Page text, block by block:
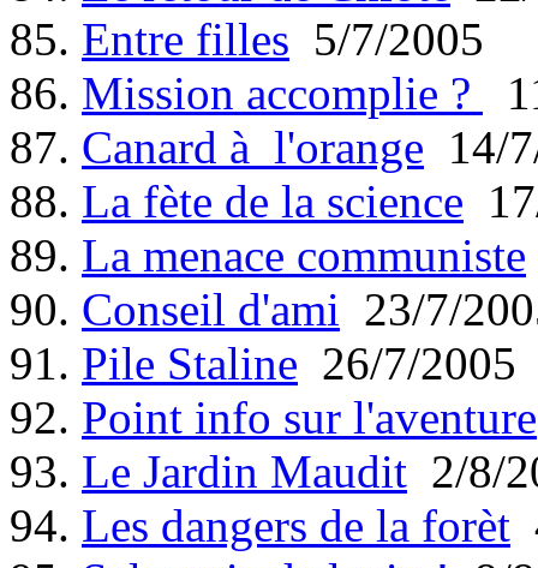
85. Entre filles 5/7/2005
86. Mission accomplie ?
87. Canard à l'orange 14/
88. La fète de la science
89. La menace communiste
90. Conseil d'ami 23/7/
91. Pile Staline 26/7/2005
92. Point info sur l'aventure
93. Le Jardin Maudit 2/8/
94. Les dangers de la forèt